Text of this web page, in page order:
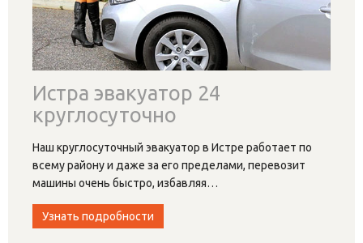
Истра эвакуатор 24
круглосуточно
Наш круглосуточный эвакуатор в Истре работает по
всему району и даже за его пределами, перевозит
машины очень быстро, избавляя…
Узнать подробности